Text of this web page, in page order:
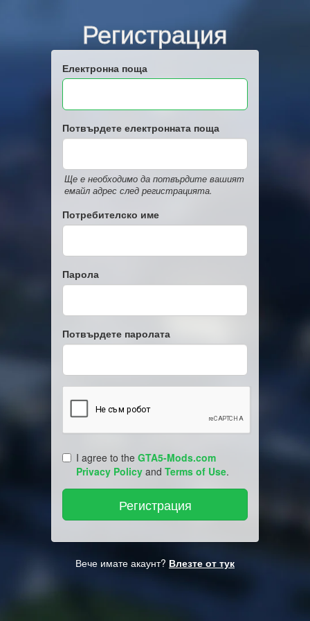
Регистрация
Електронна поща
Потвърдете електронната поща
Ще е необходимо да потвърдите вашият
емайл адрес след регистрацията.
Потребителско име
Парола
Потвърдете паролата
I agree to the GTA5-Mods.com
Privacy Policy and Terms of Use.
Вече имате акаунт? Влезте от тук